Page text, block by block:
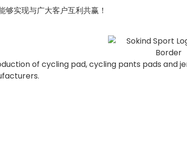
实现与广大客户互利共赢！
of cycling pad, cycling pants pads